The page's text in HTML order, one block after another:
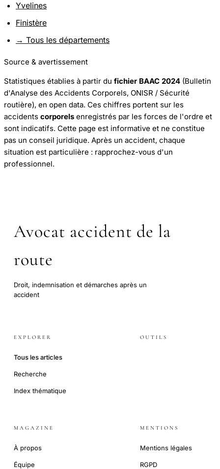
Yvelines
Finistère
→ Tous les départements
Source & avertissement
Statistiques établies à partir du fichier BAAC 2024 (Bulletin
d'Analyse des Accidents Corporels, ONISR / Sécurité
routière), en open data. Ces chiffres portent sur les
accidents corporels enregistrés par les forces de l'ordre et
sont indicatifs. Cette page est informative et ne constitue
pas un conseil juridique. Après un accident, chaque
situation est particulière : rapprochez-vous d'un
professionnel.
Avocat accident de la
route
Droit, indemnisation et démarches après un
accident
EXPLORER
Tous les articles
Recherche
Index thématique
OUTILS
MAGAZINE
À propos
Équipe
MENTIONS
Mentions légales
RGPD